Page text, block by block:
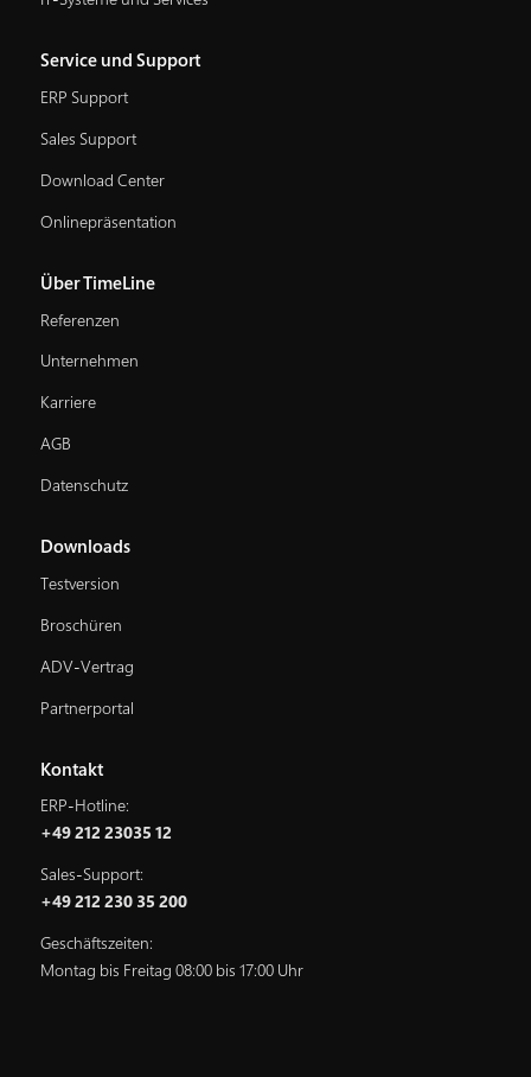
Service und Support
ERP Support
Sales Support
Download Center
Onlinepräsentation
Über TimeLine
Referenzen
Unternehmen
Karriere
AGB
Datenschutz
Downloads
Testversion
Broschüren
ADV-Vertrag
Partnerportal
Kontakt
ERP-Hotline:
+49 212 23035 12
Sales-Support:
+49 212 230 35 200
Geschäftszeiten:
Montag bis Freitag 08:00 bis 17:00 Uhr